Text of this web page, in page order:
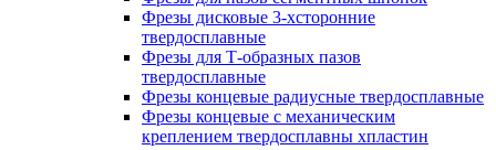
Фрезы дисковые 3-хсторонние
твердосплавные
Фрезы для Т-образных пазов
твердосплавные
Фрезы концевые радиусные твердосплавные
Фрезы концевые с механическим
креплением твердосплавны хпластин